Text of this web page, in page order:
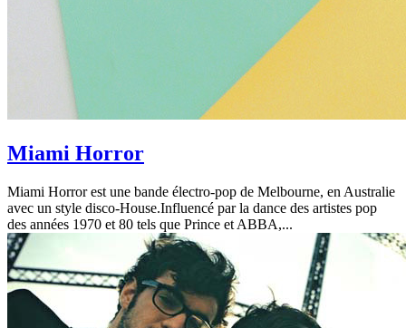
Miami Horror
Miami Horror est une bande électro-pop de Melbourne, en Australie
avec un style disco-House.Influencé par la dance des artistes pop
des années 1970 et 80 tels que Prince et ABBA,...